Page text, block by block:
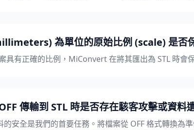
為單位的原始比例 (scale) 是否
具有正確的比例，MiConvert 在將其匯出為 STL 時會
傳輸到 STL 時是否存在駭客攻擊或資料
的安全是我們的首要任務。將檔案從 OFF 格式轉換為